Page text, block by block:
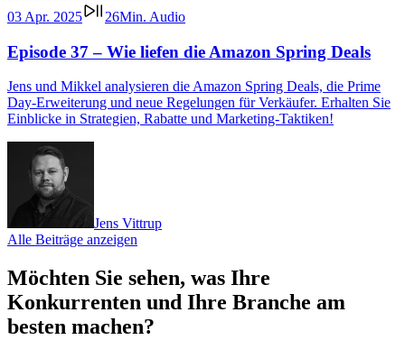
03 Apr. 2025
26Min. Audio
Episode 37 – Wie liefen die Amazon Spring Deals
Jens und Mikkel analysieren die Amazon Spring Deals, die Prime
Day-Erweiterung und neue Regelungen für Verkäufer. Erhalten Sie
Einblicke in Strategien, Rabatte und Marketing-Taktiken!
Jens Vittrup
Alle Beiträge anzeigen
Möchten Sie sehen, was Ihre
Konkurrenten und Ihre Branche am
besten machen?